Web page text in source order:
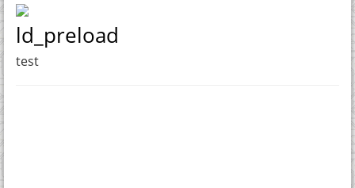
ld_preload
test